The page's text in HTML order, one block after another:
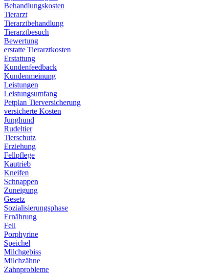
Behandlungskosten
Tierarzt
Tierarztbehandlung
Tierarztbesuch
Bewertung
erstatte Tierarztkosten
Erstattung
Kundenfeedback
Kundenmeinung
Leistungen
Leistungsumfang
Petplan Tierversicherung
versicherte Kosten
Junghund
Rudeltier
Tierschutz
Erziehung
Fellpflege
Kautrieb
Kneifen
Schnappen
Zuneigung
Gesetz
Sozialisierungsphase
Ernährung
Fell
Porphyrine
Speichel
Milchgebiss
Milchzähne
Zahnprobleme